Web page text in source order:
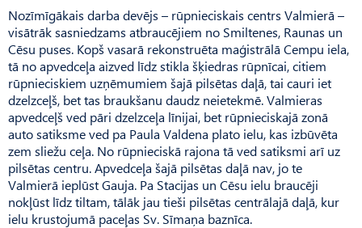
Nozīmīgākais darba devējs – rūpnieciskais centrs Valmierā –
visātrāk sasniedzams atbraucējiem no Smiltenes, Raunas un
Cēsu puses. Kopš vasarā rekonstruēta maģistrālā Cempu iela,
tā no apvedceļa aizved līdz stikla šķiedras rūpnīcai, citiem
rūpnieciskiem uzņēmumiem šajā pilsētas daļā, tai cauri iet
dzelz­ceļš, bet tas braukšanu daudz neietekmē. Valmieras
apvedceļš ved pāri dzelzceļa līnijai, bet rūpnieciskajā zonā
auto satiksme ved pa Paula Valdena plato ielu, kas izbūvēta
zem sliežu ceļa. No rūpnieciskā rajona tā ved satiksmi arī uz
pilsētas centru. Apvedceļa šajā pilsētas daļā nav, jo te
Valmierā ieplūst Gauja. Pa Stacijas un Cēsu ielu braucēji
nokļūst līdz tiltam, tālāk jau tieši pilsētas centrālajā daļā, kur
ielu krustojumā paceļas Sv. Sīmaņa baznīca.